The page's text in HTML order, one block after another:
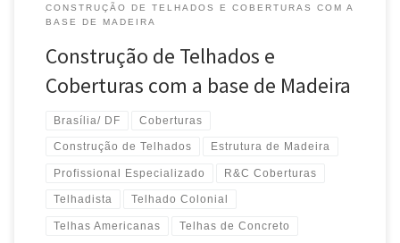
CONSTRUÇÃO DE TELHADOS E COBERTURAS COM A
BASE DE MADEIRA
Construção de Telhados e
Coberturas com a base de Madeira
Brasília/ DF Coberturas
Construção de Telhados Estrutura de Madeira
Profissional Especializado R&C Coberturas
Telhadista Telhado Colonial
Telhas Americanas Telhas de Concreto